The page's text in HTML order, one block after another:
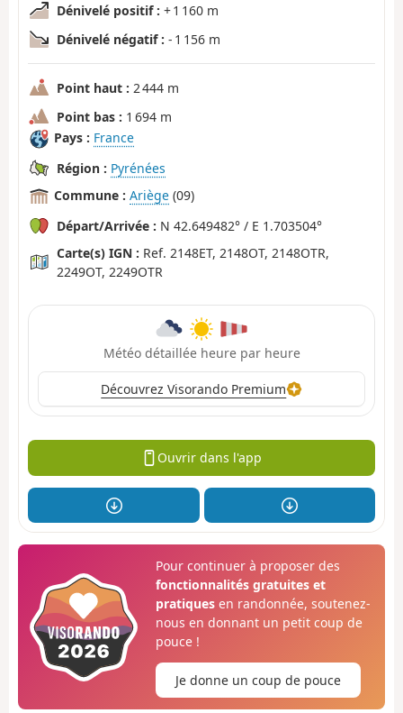
Dénivelé positif : + 1 160 m
Dénivelé négatif : - 1 156 m
Point haut : 2 444 m
Point bas : 1 694 m
Pays : France
Région : Pyrénées
Commune : Ariège (09)
Départ/Arrivée : N 42.649482° / E 1.703504°
Carte(s) IGN : Ref. 2148ET, 2148OT, 2148OTR,
2249OT, 2249OTR
Météo détaillée heure par heure
Découvrez Visorando Premium
Ouvrir dans l'app
Pour continuer à proposer des
fonctionnalités gratuites et
pratiquesen randonnée, soutenez-
nous en donnant un petit coup de
pouce !
Je donne un coup de pouce